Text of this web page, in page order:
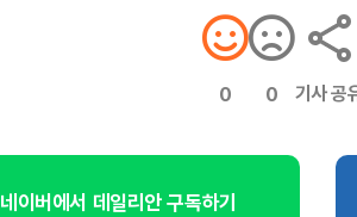
0 0 기사 공
네이버에서 데일리안 구독하기